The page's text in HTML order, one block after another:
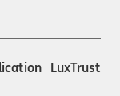
LuxTrust